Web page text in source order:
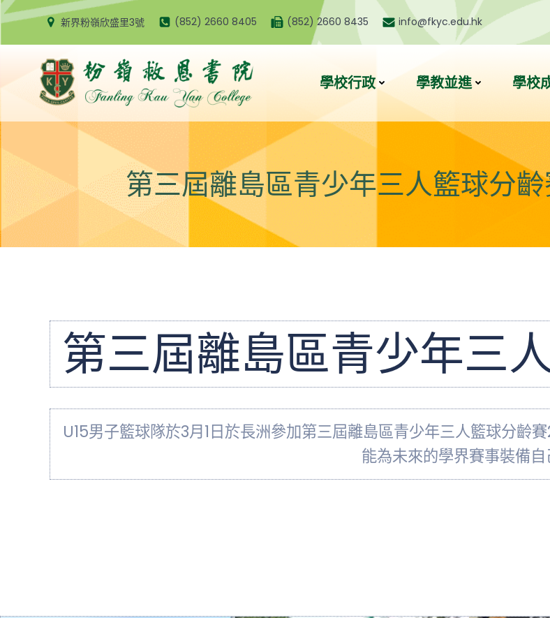
Skip
to
content
新界粉嶺欣盛里3號 (852) 2660 8405 (852) 2660 8435 info@fkyc.edu.hk
學校行政 學教並進 學校
第三屆離島區青少年三人籃球分
第三屆離島區青少年三
U15男子籃球隊於3月1日於長洲參加第三屆離島區青少年三人籃球分齡
能為未來的學界賽事裝備自